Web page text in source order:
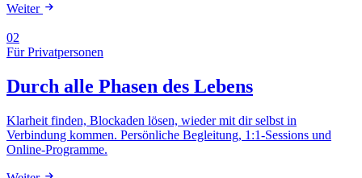
Weiter
02
Für Privatpersonen
Durch alle Phasen des Lebens
Klarheit finden, Blockaden lösen, wieder mit dir selbst in
Verbindung kommen. Persönliche Begleitung, 1:1-Sessions und
Online-Programme.